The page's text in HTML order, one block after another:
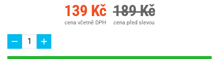
139 Kč
cena včetně DPH
189 Kč
cena před slevou